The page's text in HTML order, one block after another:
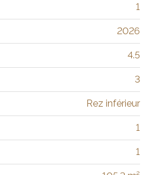
1
2026
4.5
3
Rez inférieur
1
1